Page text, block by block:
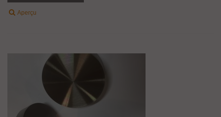
Aperçu